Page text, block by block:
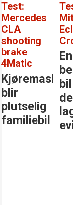
Test:
Xpeng X9
Denne
får tre
10-
poengere
– og
snuser
på et
at